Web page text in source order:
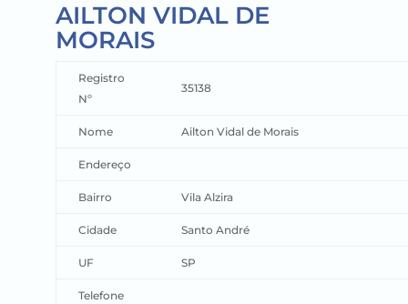
AILTON VIDAL DE
MORAIS
Registro
Nº
35138
Nome Ailton Vidal de Morais
Endereço
Bairro Vila Alzira
Cidade Santo André
UF SP
Telefone